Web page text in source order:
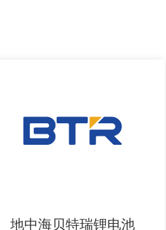
地中海贝特瑞锂电池